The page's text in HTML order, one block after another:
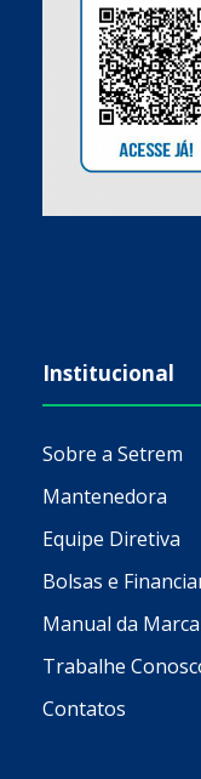
Institucional
Sobre a Setrem
Mantenedora
Equipe Diretiva
Bolsas e
Manual da Marca
Trabalhe
Contatos